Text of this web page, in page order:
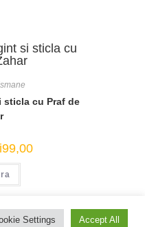
sticla cu Praf de
99,00Prețul
Settings Accept All